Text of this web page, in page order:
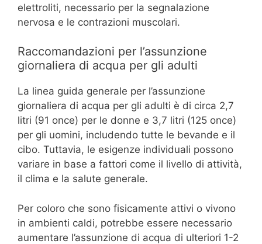
elettroliti, necessario per la segnalazione
nervosa e le contrazioni muscolari.
Raccomandazioni per l’assunzione
giornaliera di acqua per gli adulti
La linea guida generale per l’assunzione
giornaliera di acqua per gli adulti è di circa 2,7
litri (91 once) per le donne e 3,7 litri (125 once)
per gli uomini, includendo tutte le bevande e il
cibo. Tuttavia, le esigenze individuali possono
variare in base a fattori come il livello di attività,
il clima e la salute generale.
Per coloro che sono fisicamente attivi o vivono
in ambienti caldi, potrebbe essere necessario
aumentare l’assunzione di acqua di ulteriori 1-2